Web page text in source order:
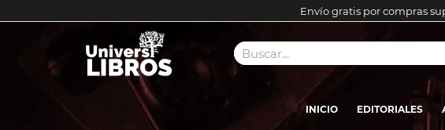
Envío gratis por compras
INICIO EDITORIALES